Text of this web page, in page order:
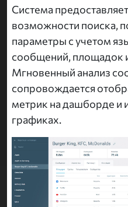
Система
возможности поиска,
параметры с учетом
сообщений, площадок
Мгновенный анализ
сопровождается
метрик на дашборде и
графиках.